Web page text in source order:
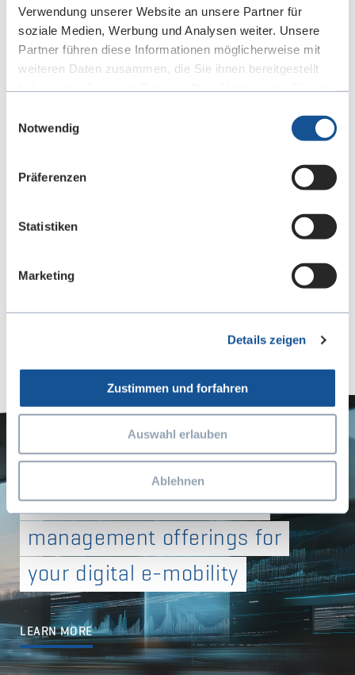
Verwendung unserer Website an unsere Partner für
soziale Medien, Werbung und Analysen weiter. Unsere
Partner führen diese Informationen möglicherweise mit
weiteren Daten zusammen, die Sie ihnen bereitgestellt
Cookies, wenn Sie unsere Webseite weiterhin nutzen.
Notwendig
Präferenzen
Statistiken
Marketing
Details zeigen
Zustimmen und forfahren
Auswahl erlauben
Ablehnen
Smart telematics & fleet
management offerings for
your digital e-mobility
LEARN MORE